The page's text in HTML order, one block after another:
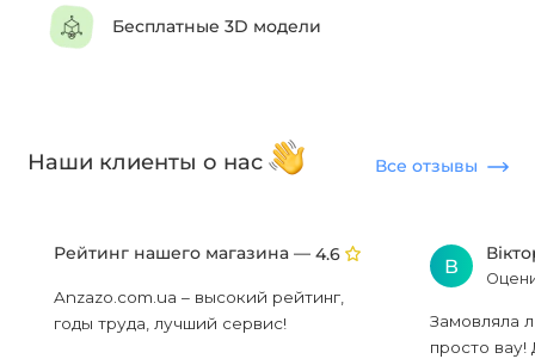
Бесплатные 3D модели
Наши клиенты о нас Все отзывы
Рейтинг нашего магазина — 4.6
Anzazo.com.ua – высокий рейтинг,
годы труда, лучший сервис!
В
Замовляла
просто вау!